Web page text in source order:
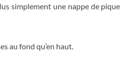
simplement une nappe de
au fond qu’en haut.